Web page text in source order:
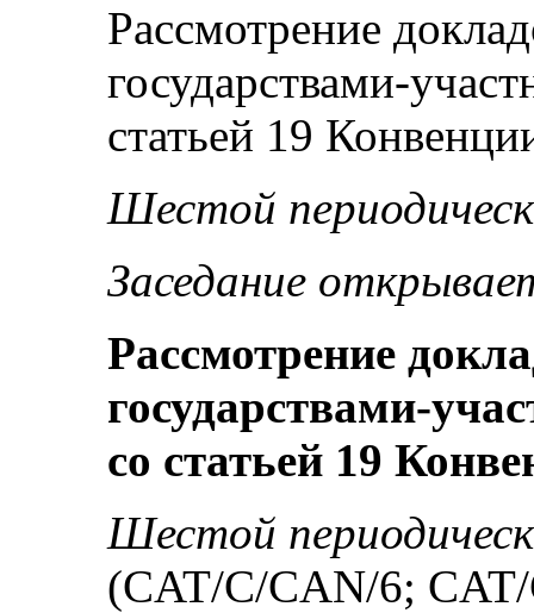
Рассмотрение
государствами-
статьей 19
Шестой
Заседание
Рассмотрение
государствами-
со статьей 19
Шестой
(CAT/C/CAN/6;